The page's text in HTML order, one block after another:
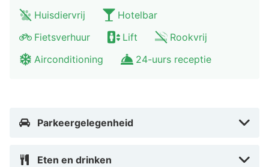
Huisdiervrij
Hotelbar
Fietsverhuur
Lift
Rookvrij
Airconditioning
24-uurs receptie
Parkeergelegenheid
Eten en drinken